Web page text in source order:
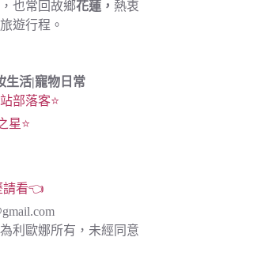
，也常回故鄉花蓮， 熱衷
遊行程。
生活|寵物日常
部落客⭐
星⭐
請看👈
利歐娜所有，未經同意